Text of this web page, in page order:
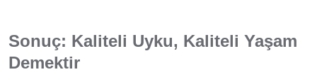
Sonuç: Kaliteli Uyku, Kaliteli Yaşam
Demektir